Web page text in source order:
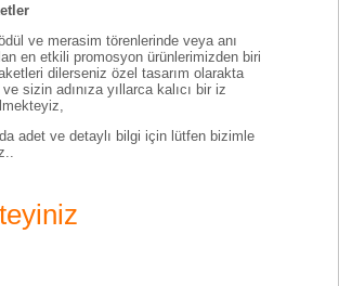
ve merasim törenlerinde veya anı
en etkili promosyon ürünlerimizden biri
dilerseniz özel tasarım olarakta
sizin adınıza yıllarca kalıcı bir iz
adet ve detaylı bilgi için lütfen bizimle